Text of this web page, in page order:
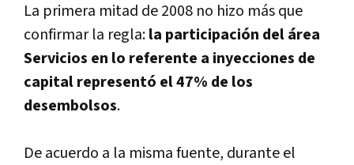
La primera mitad de 2008 no hizo más que
confirmar la regla:la participación del área
Servicios en lo referente a inyecciones de
capital representó el 47% de los
desembolsos.
De acuerdo a la misma fuente, durante el